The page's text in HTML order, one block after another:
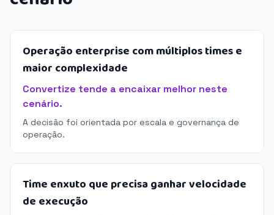
Operação enterprise com múltiplos times e
maior complexidade
Convertize tende a encaixar melhor neste
cenário.
A decisão foi orientada por escala e governança de
operação.
Time enxuto que precisa ganhar velocidade
de execução